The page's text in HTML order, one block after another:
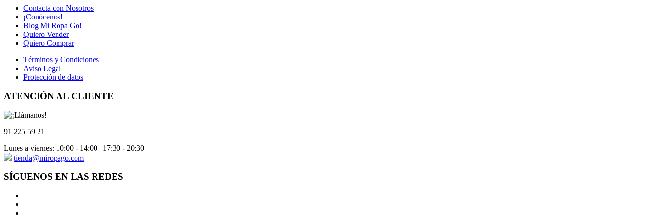
Contacta con Nosotros
¡Conócenos!
Blog Mi Ropa Go!
Quiero Vender
Quiero Comprar
Términos y Condiciones
Aviso Legal
Protección de datos
ATENCIÓN AL CLIENTE
91 225 59 21
Lunes a viernes: 10:00 - 14:00 | 17:30 - 20:30
tienda@miropago.com
SÍGUENOS EN LAS REDES